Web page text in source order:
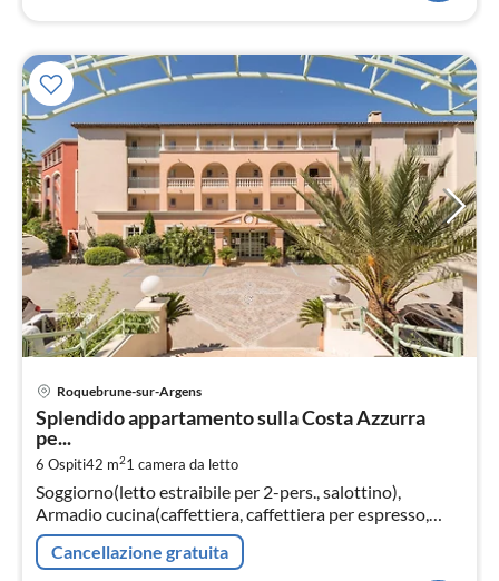
Roquebrune-sur-Argens
Splendido appartamento sulla Costa Azzurra
pe...
6 Ospiti42 m21 camera da letto
Soggiorno(letto estraibile per 2-pers., salottino),
Armadio cucina(caffettiera, caffettiera per espresso,
forno, forno a microonde, lavastoviglie, )
Cancellazione gratuita